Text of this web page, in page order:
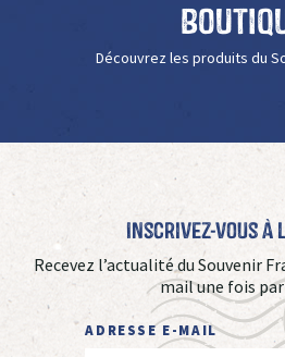
Découvrez les produits du
Inscrivez-vous à
Recevez l’actualité du Souvenir
mail une fois
ADRESSE E-MAIL